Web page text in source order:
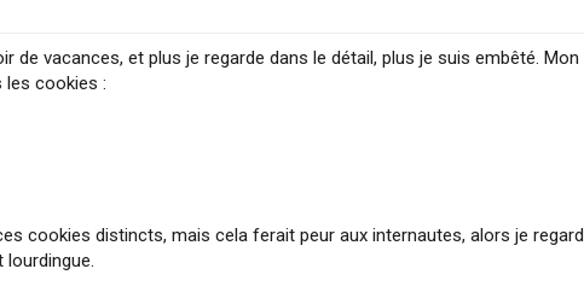
vacances, et plus je regarde dans le détail, plus je suis embêté.
les cookies :
cookies distincts, mais cela ferait peur aux internautes, alors je